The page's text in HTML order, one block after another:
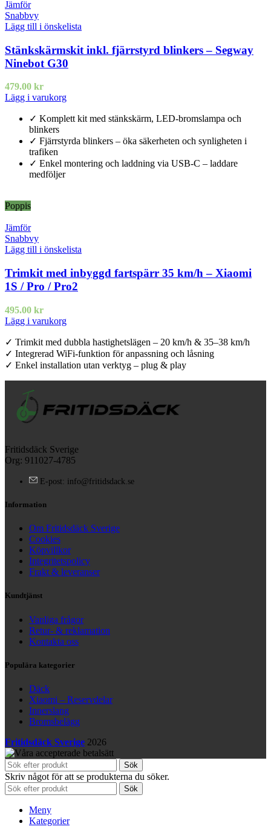
Jämför
Snabbvy
Lägg till i önskelista
Stänkskärmskit inkl. fjärrstyrd blinkers – Segway
Ninebot G30
479.00 kr
Lägg i varukorg
✓ Komplett kit med stänkskärm, LED-bromslampa och
blinkers
✓ Fjärrstyrda blinkers – öka säkerheten och synligheten i
trafiken
✓ Enkel montering och laddning via USB-C – laddare
medföljer
Poppis
Jämför
Snabbvy
Lägg till i önskelista
Trimkit med inbyggd fartspärr 35 km/h – Xiaomi
1S / Pro / Pro2
495.00 kr
Lägg i varukorg
✓ Trimkit med dubbla hastighetslägen – 20 km/h & 35–38 km/h
✓ Integrerad WiFi-funktion för anpassning och låsning
✓ Enkel installation utan verktyg – plug & play
Fritidsdäck Sverige
Org: 911027-4785
E-post: info@fritidsdack.se
Information
Om Fritidsdäck Sverige
Cookies
Köpvillkor
Integritetspolicy
Frakt & leveranser
Kundtjänst
Vanliga frågor
Retur- & reklamation
Kontakta oss
Populära kategorier
Däck
Xiaomi – Reservdelar
Innerslang
Bromsbelägg
Fritidsdäck Sverige 2026
Sök
Skriv något för att se produkterna du söker.
Sök
Meny
Kategorier